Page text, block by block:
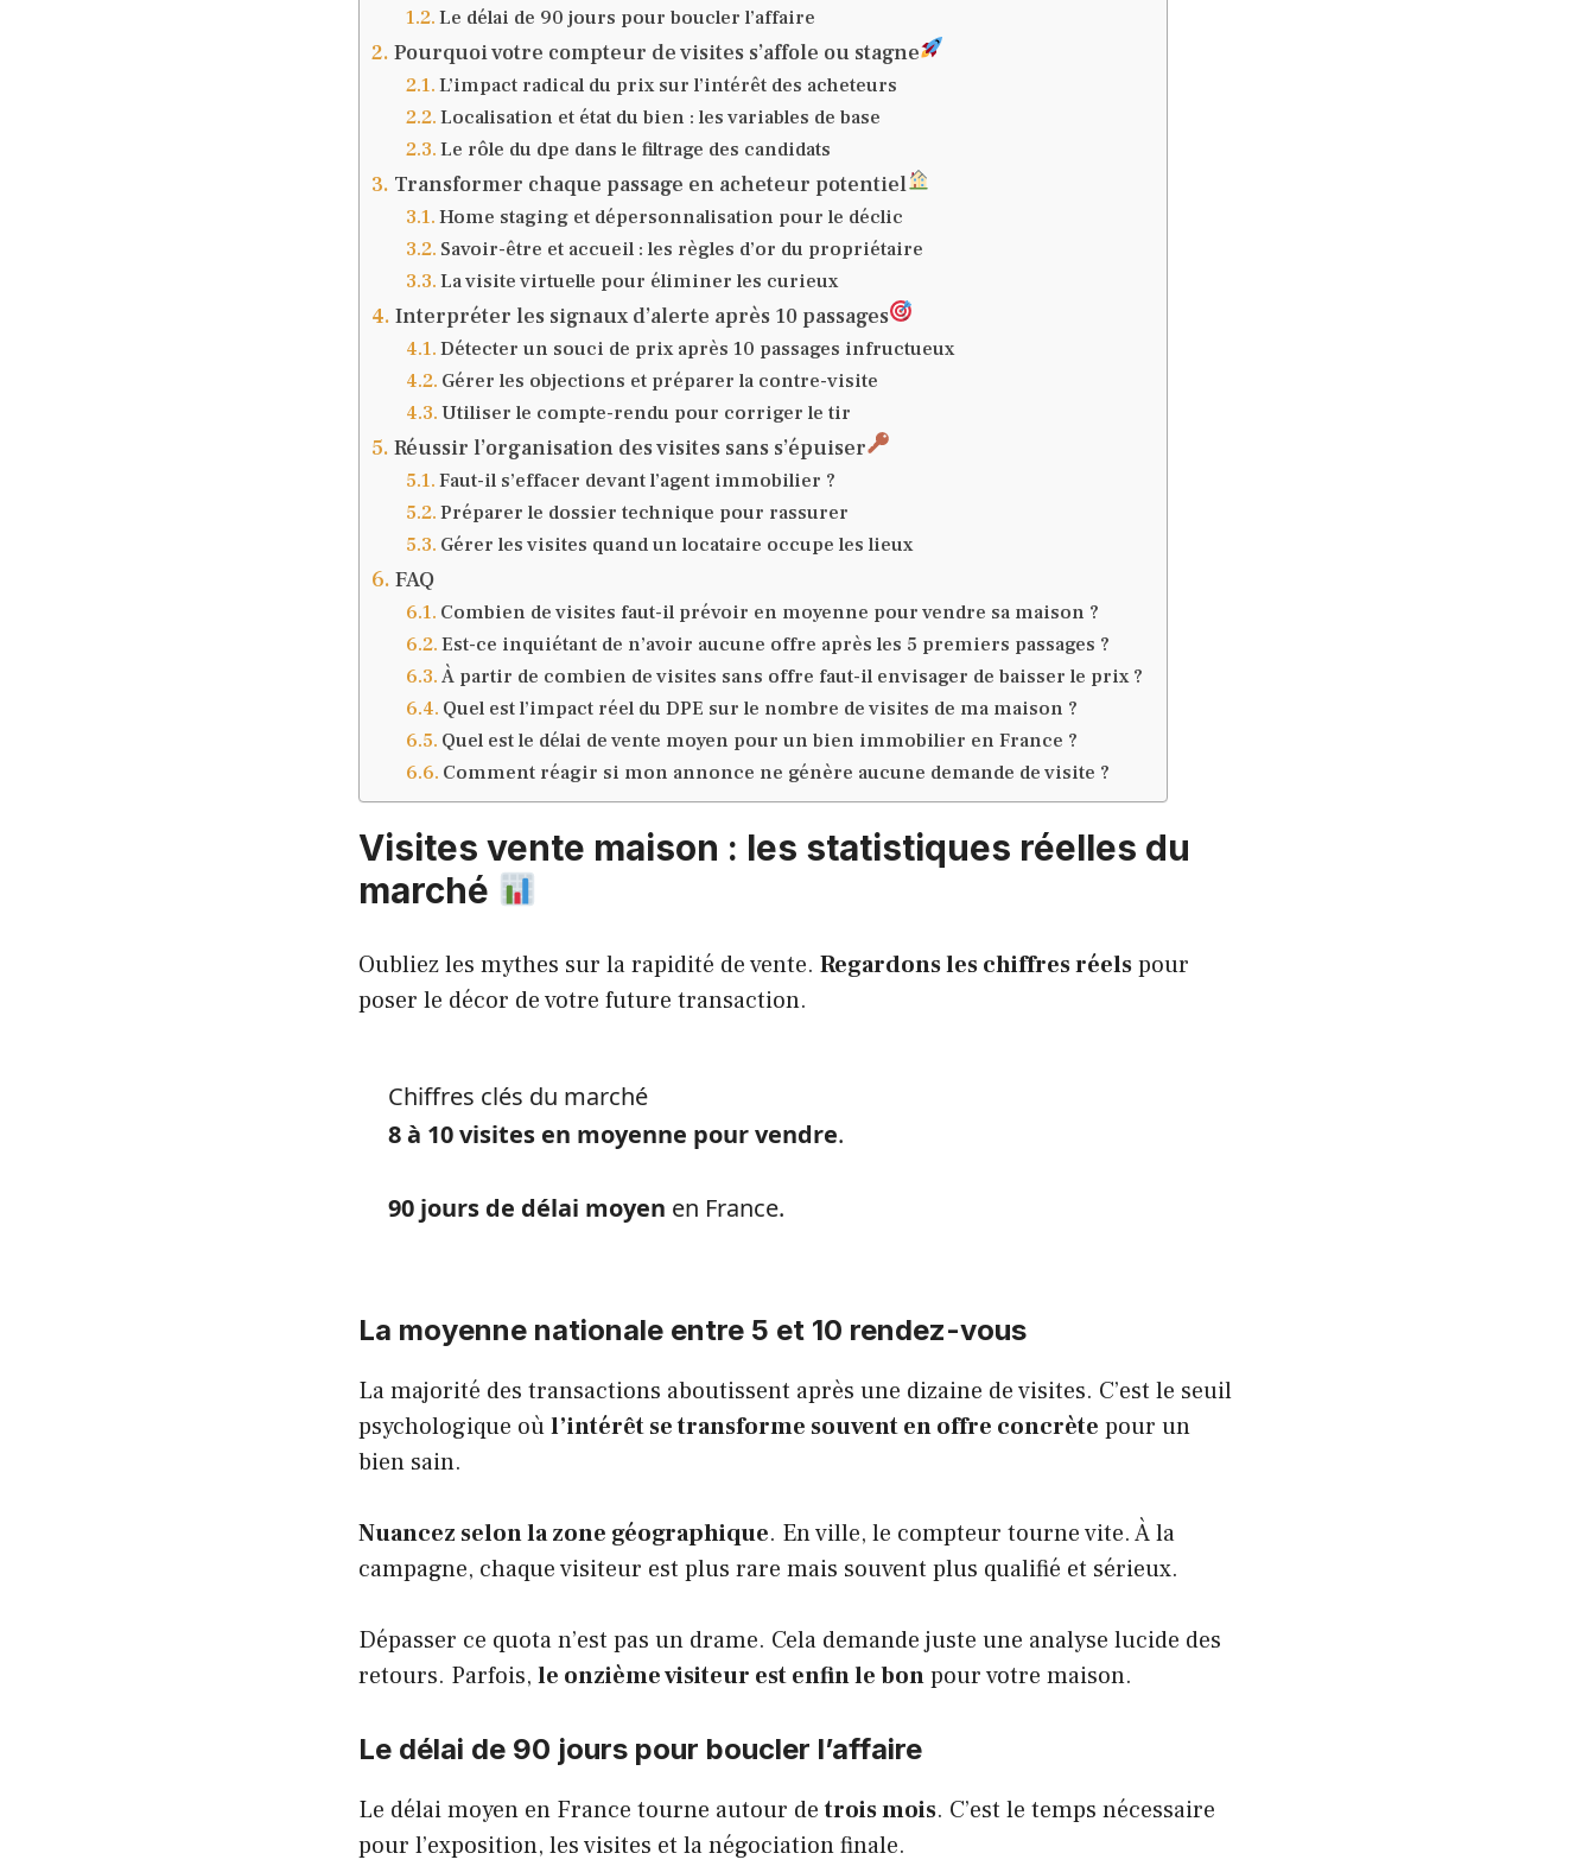
Le délai de 90 jours pour boucler l’affaire
Pourquoi votre compteur de visites s’affole ou stagne
L’impact radical du prix sur l’intérêt des acheteurs
Localisation et état du bien : les variables de base
Le rôle du dpe dans le filtrage des candidats
Transformer chaque passage en acheteur potentiel
Home staging et dépersonnalisation pour le déclic
Savoir-être et accueil : les règles d’or du propriétaire
La visite virtuelle pour éliminer les curieux
Interpréter les signaux d’alerte après 10 passages
Détecter un souci de prix après 10 passages infructueux
Gérer les objections et préparer la contre-visite
Utiliser le compte-rendu pour corriger le tir
Réussir l’organisation des visites sans s’épuiser
Faut-il s’effacer devant l’agent immobilier ?
Préparer le dossier technique pour rassurer
Gérer les visites quand un locataire occupe les lieux
FAQ
Combien de visites faut-il prévoir en moyenne pour vendre sa maison ?
Est-ce inquiétant de n’avoir aucune offre après les 5 premiers passages ?
À partir de combien de visites sans offre faut-il envisager de baisser le prix ?
Quel est l’impact réel du DPE sur le nombre de visites de ma maison ?
Quel est le délai de vente moyen pour un bien immobilier en France ?
Comment réagir si mon annonce ne génère aucune demande de visite ?
Visites vente maison : les statistiques réelles du
marché
Oubliez les mythes sur la rapidité de vente. Regardons les chiffres réelspour
poser le décor de votre future transaction.
Chiffres clés du marché
8 à 10 visites en moyenne pour vendre.
90 jours de délai moyen en France.
La moyenne nationale entre 5 et 10 rendez-vous
La majorité des transactions aboutissent après une dizaine de visites. C’est le seuil
psychologique oùl’intérêt se transforme souvent en offre concrète pour un
bien sain.
Nuancez selon la zone géographique. En ville, le compteur tourne vite. À la
campagne, chaque visiteur est plus rare mais souvent plus qualifié et sérieux.
Dépasser ce quota n’est pas un drame. Cela demande juste une analyse lucide des
retours. Parfois, le onzième visiteur est enfin le bonpour votre maison.
Le délai de 90 jours pour boucler l’affaire
Le délai moyen en France tourne autour detrois mois. C’est le temps nécessaire
pour l’exposition, les visites et la négociation finale.